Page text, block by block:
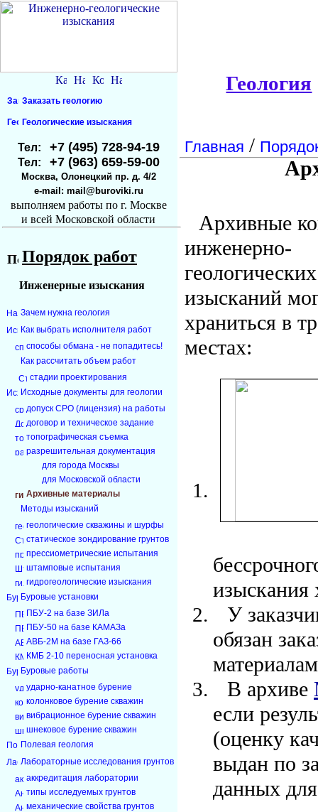
Заказать геологию
Геологические изыскания
Тел: +7 (495) 728-94-19
Тел: +7 (963) 659-59-00
Москва, Олонецкий пр. д. 4/2
e-mail: mail@buroviki.ru
выполняем работы по г. Москве
и всей Московской области
Порядок работ
Инженерные изыскания
Зачем нужна геология
Как выбрать исполнителя работ
способы обмана - не попадитесь!
Как рассчитать объем работ
стадии проектирования
Исходные документы для геологии
допуск СРО (лицензия) на работы
договор и техническое задание
топографическая съемка
разрешительная документация
для города Москвы
для Московской области
Архивные материалы
Методы изысканий
геологические скважины и шурфы
статическое зондирование грунтов
прессиометрические испытания
штамповые испытания
гидрогеологические изыскания
Буровые установки
ПБУ-2 на базе ЗИЛа
ПБУ-50 на базе КАМАЗа
АВБ-2М на базе ГАЗ-66
КМБ 2-10 переносная установка
Буровые работы
ударно-канатное бурение
колонковое бурение скважин
вибрационное бурение скважин
шнековое бурение скважин
Полевая геология
Лабораторные исследования грунтов
аккредитация лаборатории
типы исследуемых грунтов
механические свойства грунтов
Геология
Главная /
Архивные
инженерно-
геологических
изысканий
храниться в
местах:
изыскания
У
обязан
В архиве
если
(оценку
выдан по
данных